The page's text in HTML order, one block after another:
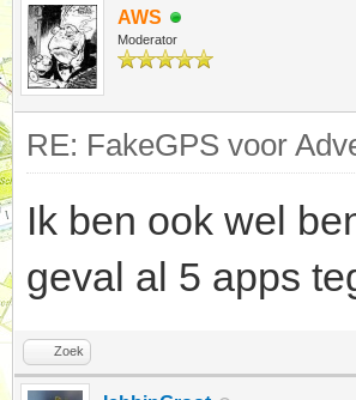
AWS
Moderator
RE: FakeGPS voor
Ik ben ook wel
geval al 5 apps
Zoek